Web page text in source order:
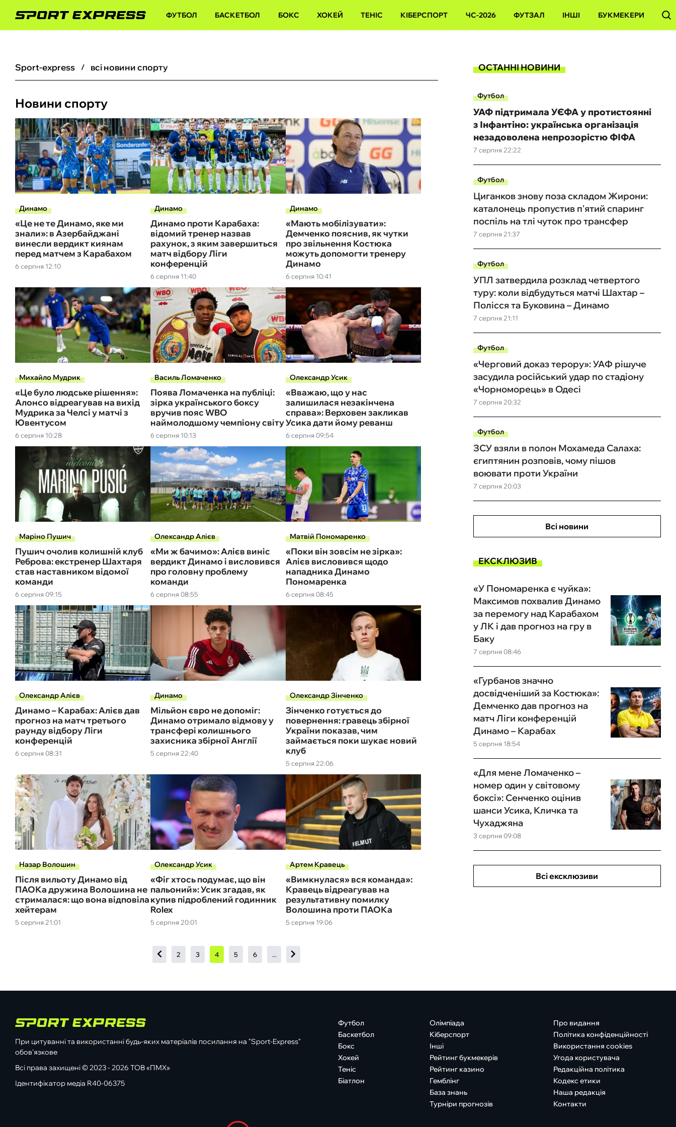
ФУТБОЛ БАСКЕТБОЛ БОКС ХОКЕЙ ТЕНІС КІБЕРСПОРТ ЧС-2026 ФУТЗАЛ ІНШІ БУКМЕКЕРИ
sport-express всі новини спорту
Новини спорту
Динамо
6 серпня 12:10
«Це не те Динамо, яке ми
знали»: в Азербайджані
винесли вердикт киянам
перед матчем з Карабахом
Динамо
6 серпня 11:40
Динамо проти Карабаха:
відомий тренер назвав
рахунок, з яким завершиться
матч відбору Ліги
конференцій
Динамо
6 серпня 10:41
«Мають мобілізувати»:
Демченко пояснив, як чутки
про звільнення Костюка
можуть допомогти тренеру
Динамо
Михайло Мудрик
6 серпня 10:28
«Це було людське рішення»:
Алонсо відреагував на вихід
Мудрика за Челсі у матчі з
Ювентусом
Василь Ломаченко
6 серпня 10:13
Поява Ломаченка на публіці:
зірка українського боксу
вручив пояс WBO
наймолодшому чемпіону світу
Олександр Усик
6 серпня 09:54
«Вважаю, що у нас
залишилася незакінчена
справа»: Верховен закликав
Усика дати йому реванш
Маріно Пушич
6 серпня 09:15
Пушич очолив колишній клуб
Реброва: екстренер Шахтаря
став наставником відомої
команди
Олександр Алієв
6 серпня 08:55
«Ми ж бачимо»: Алієв виніс
вердикт Динамо і висловився
про головну проблему
команди
Матвій Пономаренко
6 серпня 08:45
«Поки він зовсім не зірка»:
Алієв висловився щодо
нападника Динамо
Пономаренка
Олександр Алієв
6 серпня 08:31
Динамо – Карабах: Алієв дав
прогноз на матч третього
раунду відбору Ліги
конференцій
Динамо
5 серпня 22:40
Мільйон євро не допоміг:
Динамо отримало відмову у
трансфері колишнього
захисника збірної Англії
Олександр Зінченко
5 серпня 22:06
Зінченко готується до
повернення: гравець збірної
України показав, чим
займається поки шукає новий
клуб
Назар Волошин
5 серпня 21:01
Після вильоту Динамо від
ПАОКа дружина Волошина не
стрималася: що вона відповіла
хейтерам
Олександр Усик
5 серпня 20:01
«Фіг хтось подумає, що він
пальоний»: Усик згадав, як
купив підроблений годинник
Rolex
Артем Кравець
5 серпня 19:06
«Вимкнулася» вся команда»:
Кравець відреагував на
результативну помилку
Волошина проти ПАОКа
2 3 4 5 6 ...
ОСТАННІ НОВИНИ
Футбол
7 серпня 22:22
УАФ підтримала УЄФА у протистоянні
з Інфантіно: українська організація
незадоволена непрозорістю ФІФА
Футбол
7 серпня 21:37
Циганков знову поза складом Жирони:
каталонець пропустив п'ятий спаринг
поспіль на тлі чуток про трансфер
Футбол
7 серпня 21:11
УПЛ затвердила розклад четвертого
туру: коли відбудуться матчі Шахтар –
Полісся та Буковина – Динамо
Футбол
7 серпня 20:32
«Черговий доказ терору»: УАФ рішуче
засудила російський удар по стадіону
«Чорноморець» в Одесі
Футбол
7 серпня 20:03
ЗСУ взяли в полон Мохамеда Салаха:
єгиптянин розповів, чому пішов
воювати проти України
Всі новини
ЕКСКЛЮЗИВ
7 серпня 08:46
«У Пономаренка є чуйка»:
Максимов похвалив Динамо
за перемогу над Карабахом
у ЛК і дав прогноз на гру в
Баку
5 серпня 18:54
«Гурбанов значно
досвідченіший за Костюка»:
Демченко дав прогноз на
матч Ліги конференцій
Динамо – Карабах
3 серпня 09:08
«Для мене Ломаченко –
номер один у світовому
боксі»: Сенченко оцінив
шанси Усика, Кличка та
Чухаджяна
Всі ексклюзиви
При цитуванні та використанні будь-яких матеріалів посилання на "Sport-Express"
обов'язкове
Всі права захищені © 2023 - 2026 ТОВ «ПМХ»
Ідентифікатор медіа R40-06375
Футбол
Баскетбол
Бокс
Хокей
Теніс
Біатлон
Олімпіада
Кіберспорт
Інші
Рейтинг букмекерів
Рейтинг казино
Гемблінг
База знань
Турніри прогнозів
Про видання
Політика конфіденційності
Використання cookies
Угода користувача
Редакційна політика
Кодекс етики
Наша редакція
Контакти